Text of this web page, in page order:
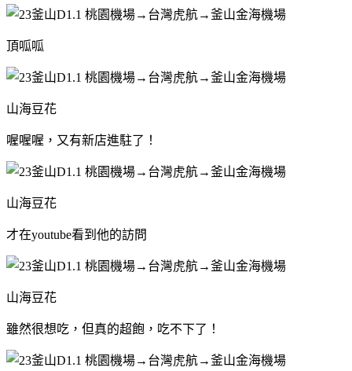
頂呱呱
山海豆花
喔喔喔，又有新店進駐了！
山海豆花
才在youtube看到他的訪問
山海豆花
雖然很想吃，但真的超飽，吃不下了！